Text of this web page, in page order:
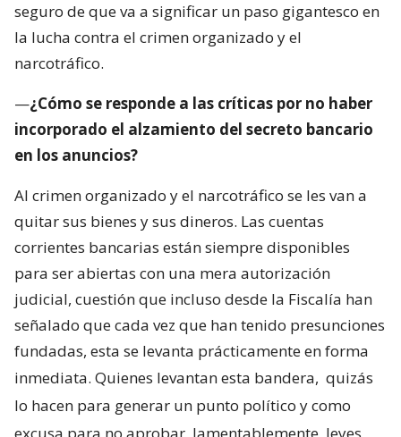
seguro de que va a significar un paso gigantesco en
la lucha contra el crimen organizado y el
narcotráfico.
—¿Cómo se responde a las críticas por no haber
incorporado el alzamiento del secreto bancario
en los anuncios?
Al crimen organizado y el narcotráfico se les van a
quitar sus bienes y sus dineros. Las cuentas
corrientes bancarias están siempre disponibles
para ser abiertas con una mera autorización
judicial, cuestión que incluso desde la Fiscalía han
señalado que cada vez que han tenido presunciones
fundadas, esta se levanta prácticamente en forma
inmediata. Quienes levantan esta bandera, quizás
lo hacen para generar un punto político y como